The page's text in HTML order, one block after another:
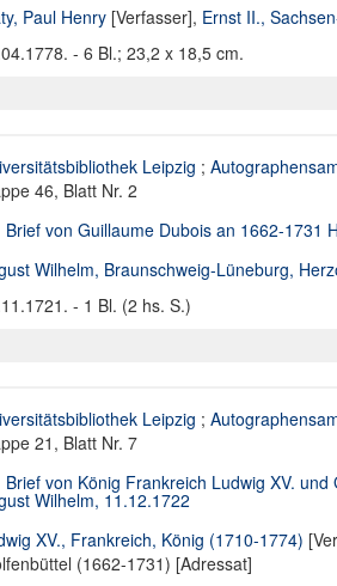
Paul Henry [Verfasser], Ernst II.,
- 6 Bl.; 23,2 x 18,5 cm.
Leipzig ;
46, Blatt Nr. 2
Brief von Guillaume Dubois an 1662-1731
Wilhelm, Braunschweig-Lüneburg,
- 1 Bl. (2 hs. S.)
Leipzig ;
21, Blatt Nr. 7
Brief von König Frankreich Ludwig XV.
Wilhelm, 11.12.1722
XV., Frankreich, König (1710-1774)
(1662-1731) [Adressat]